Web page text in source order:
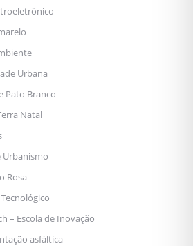
Urbana
Pato Branco
Natal
Urbanismo
Rosa
– Escola de Inovação
asfáltica